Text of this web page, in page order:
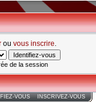
ou vous inscrire
de la session
VOUS INSCRIVEZ-VOUS